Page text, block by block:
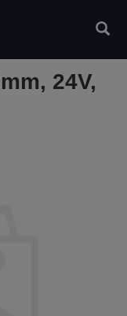
24V,